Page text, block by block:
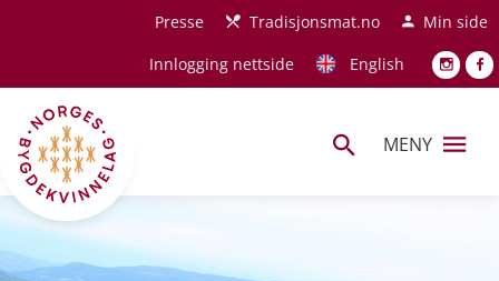
Hopp til hovedinnholdPresse Tradisjonsmat.no
Min side
Innlogging nettside
English
MENY